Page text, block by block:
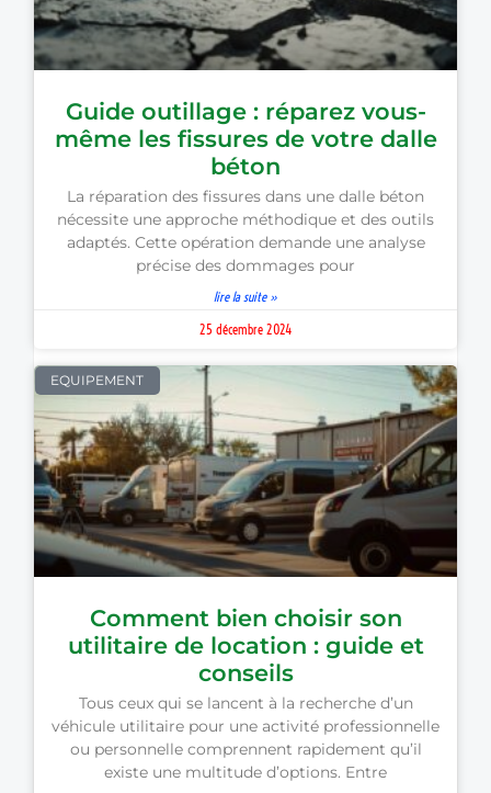
Guide outillage : réparez vous-
même les fissures de votre dalle
béton
La réparation des fissures dans une dalle béton
nécessite une approche méthodique et des outils
adaptés. Cette opération demande une analyse
précise des dommages pour
lire la suite »
25 décembre 2024
EQUIPEMENT
Comment bien choisir son
utilitaire de location : guide et
conseils
Tous ceux qui se lancent à la recherche d’un
véhicule utilitaire pour une activité professionnelle
ou personnelle comprennent rapidement qu’il
existe une multitude d’options. Entre